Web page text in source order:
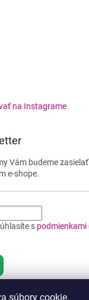
súbory cookie.
na Instagrame
Vám budeme
e-shope.
s